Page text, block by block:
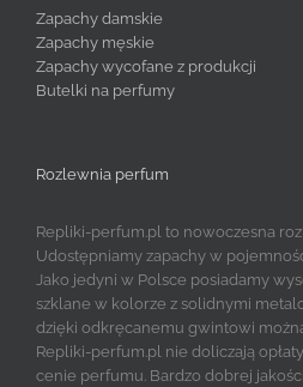
Zapachy damskie
Zapachy męskie
Zapachy wycofane z produkcji
Butelki na perfumy
Rozlewnia perfum
Repliki-perfum.pl to nowoczesna
Udostępniamy zapachy w
Jako jedyni w Polsce posiadamy
szklane w kolorze z solidnymi
dzięki odkręcanemu gwintowi
Repliki-perfum.pl nie doliczają
cenie perfumu. Bardzo dobrej